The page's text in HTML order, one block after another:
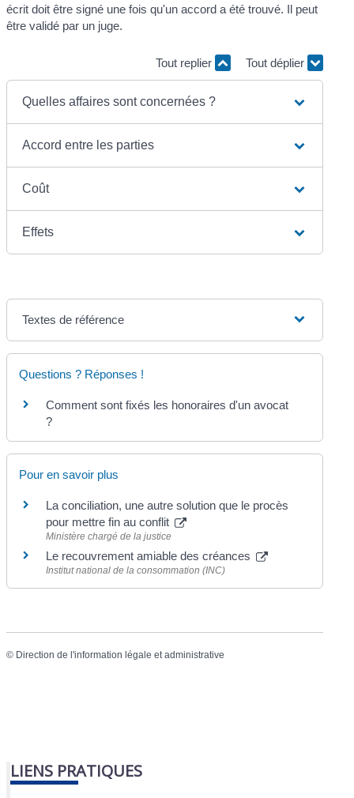
écrit doit être signé une fois qu'un accord a été trouvé. Il peut
être validé par un juge.
Tout replier Tout déplier
Quelles affaires sont concernées ?
Accord entre les parties
Coût
Effets
Textes de référence
Questions ? Réponses !
Comment sont fixés les honoraires d'un avocat
?
Pour en savoir plus
La conciliation, une autre solution que le procès
pour mettre fin au conflit
Ministère chargé de la justice
Le recouvrement amiable des créances
Institut national de la consommation (INC)
© Direction de l'information légale et administrative
LIENS PRATIQUES